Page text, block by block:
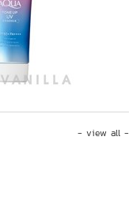
- view all -